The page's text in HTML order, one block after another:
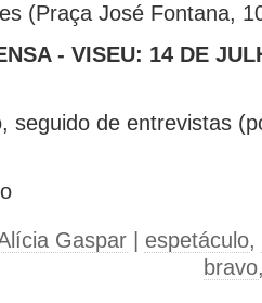
(Praça José Fontana,
- VISEU: 14 DE
seguido de entrevistas
Gaspar espetáculo,
bravo